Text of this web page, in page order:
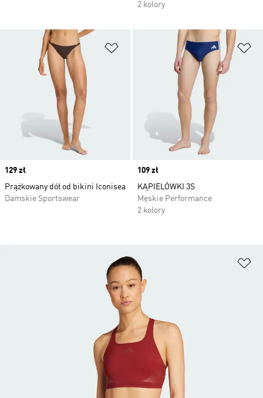
2 kolory
Dodaj do listy życzeń
Price
129 zł
Prążkowany dół od bikini Iconisea
Damskie Sportswear
Price
109 zł
KĄPIELÓWKI 3S
Męskie Performance
2 kolory